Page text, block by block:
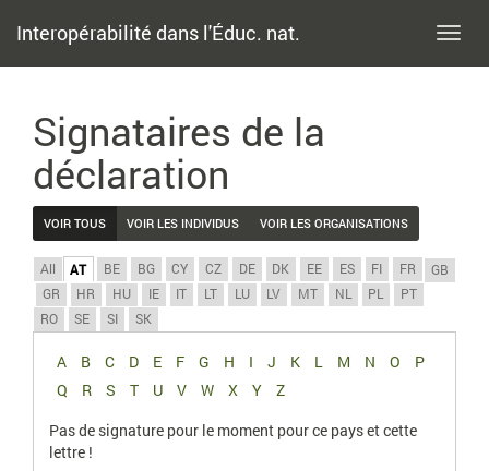
Interopérabilité dans l'Éduc. nat.
Signataires de la
déclaration
VOIR TOUS VOIR LES INDIVIDUS VOIR LES ORGANISATIONS
All AT BE BG CY CZ DE DK EE ES FI FR
GB
GR
HR HU IE IT LT LU LV MT NL PL
PT
RO
SE SI SK
A B C D E F G H I J K L M N O
P
Q
R S T U V W X Y
Z
Pas de signature pour le moment pour ce pays et cette
lettre !